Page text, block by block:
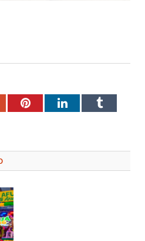
PinterestLinkedInTumblr